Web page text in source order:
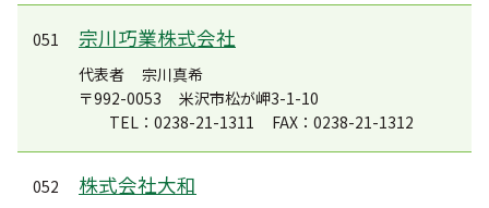
051 宗川巧業株式会社
代表者
宗川真希
〒992-0053
米沢市松が岬3-1-10
TEL：0238-21-1311
FAX：0238-21-1312
052 株式会社大和